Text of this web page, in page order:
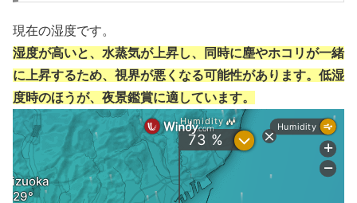
現在の湿度です。
湿度が高いと、水蒸気が上昇し、同時に塵やホコリが一緒
に上昇するため、視界が悪くなる可能性があります。低湿
度時のほうが、夜景鑑賞に適しています。